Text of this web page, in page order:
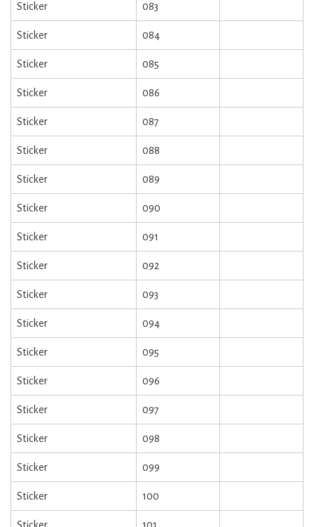
Sticker 083
Sticker 084
Sticker 085
Sticker 086
Sticker 087
Sticker 088
Sticker 089
Sticker 090
Sticker 091
Sticker 092
Sticker 093
Sticker 094
Sticker 095
Sticker 096
Sticker 097
Sticker 098
Sticker 099
Sticker 100